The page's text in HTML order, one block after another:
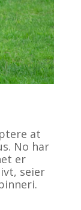
at
No har
er
seier